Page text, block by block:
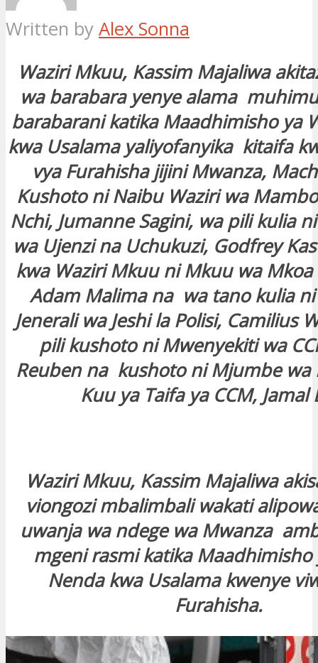
Written by Alex Sonna
Waziri Mkuu, Kassim Majaliwa
wa barabara yenye alama
barabarani katika Maadhimisho ya
kwa Usalama yaliyofanyika kitaifa
vya Furahisha jijini Mwanza,
Kushoto ni Naibu Waziri wa
Nchi, Jumanne Sagini, wa pili kulia
wa Ujenzi na Uchukuzi, Godfrey
kwa Waziri Mkuu ni Mkuu wa
Adam Malima na wa tano kulia
Jenerali wa Jeshi la Polisi, Camilius
pili kushoto ni Mwenyekiti wa
Reuben na kushoto ni Mjumbe wa
Kuu ya Taifa ya CCM, Jamal
Waziri Mkuu, Kassim Majaliwa
viongozi mbalimbali wakati
uwanja wa ndege wa Mwanza
mgeni rasmi katika
Nenda kwa Usalama kwenye
Furahisha.